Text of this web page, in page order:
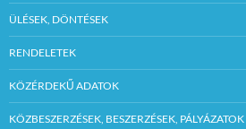
ÜLÉSEK, DÖNTÉSEK
RENDELETEK
KÖZÉRDEKŰ ADATOK
KÖZBESZERZÉSEK, BESZERZÉSEK, PÁLYÁZATOK